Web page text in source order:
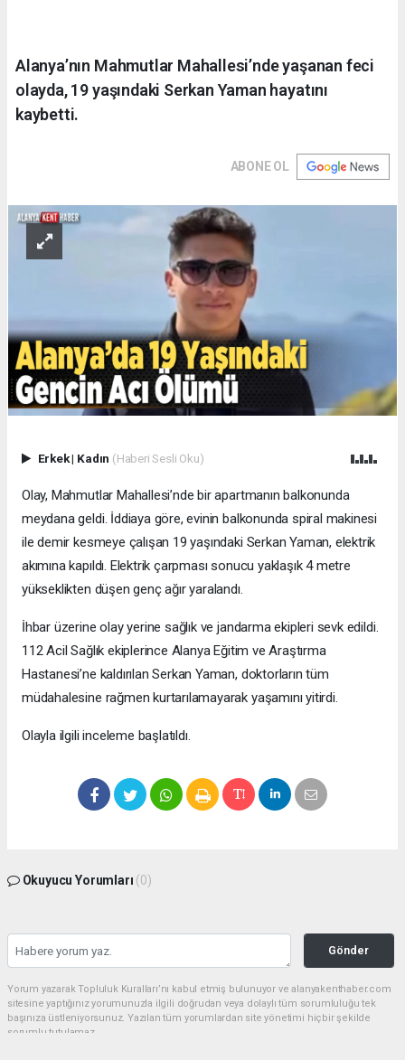
Alanya’nın Mahmutlar Mahallesi’nde yaşanan feci
olayda, 19 yaşındaki Serkan Yaman hayatını
kaybetti.
ABONE OL
Erkek| Kadın (Haberi Sesli Oku)
Olay, Mahmutlar Mahallesi’nde bir apartmanın balkonunda
meydana geldi. İddiaya göre, evinin balkonunda spiral makinesi
ile demir kesmeye çalışan 19 yaşındaki Serkan Yaman, elektrik
akımına kapıldı. Elektrik çarpması sonucu yaklaşık 4 metre
yükseklikten düşen genç ağır yaralandı.
İhbar üzerine olay yerine sağlık ve jandarma ekipleri sevk edildi.
112 Acil Sağlık ekiplerince Alanya Eğitim ve Araştırma
Hastanesi’ne kaldırılan Serkan Yaman, doktorların tüm
müdahalesine rağmen kurtarılamayarak yaşamını yitirdi.
Olayla ilgili inceleme başlatıldı.
Okuyucu Yorumları (0)
Gönder
Yorum yazarak Topluluk Kuralları’nı kabul etmiş bulunuyor ve alanyakenthaber.com
sitesine yaptığınız yorumunuzla ilgili doğrudan veya dolaylı tüm sorumluluğu tek
başınıza üstleniyorsunuz. Yazılan tüm yorumlardan site yönetimi hiçbir şekilde
sorumlu tutulamaz.